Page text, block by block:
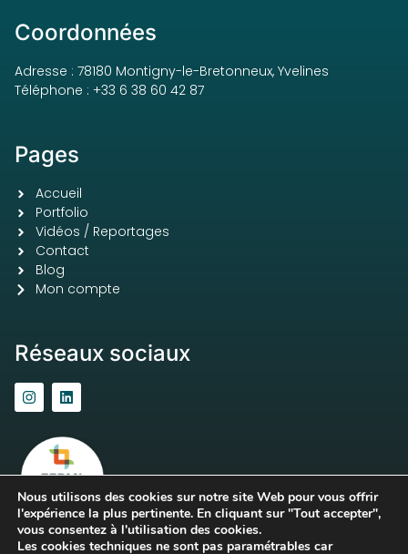
Coordonnées
Adresse : 78180 Montigny-le-Bretonneux, Yvelines
Téléphone : +33 6 38 60 42 87
Pages
Accueil
Portfolio
Vidéos / Reportages
Contact
Blog
Mon compte
Réseaux sociaux
Nous utilisons des cookies sur notre site Web pour vous offrir
l'expérience la plus pertinente. En cliquant sur "Tout accepter",
vous consentez à l'utilisation des cookies.
Les cookies techniques ne sont pas paramétrables car